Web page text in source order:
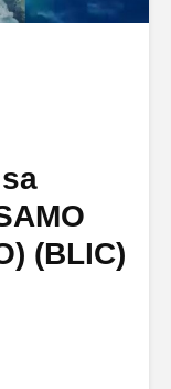
(BLIC)